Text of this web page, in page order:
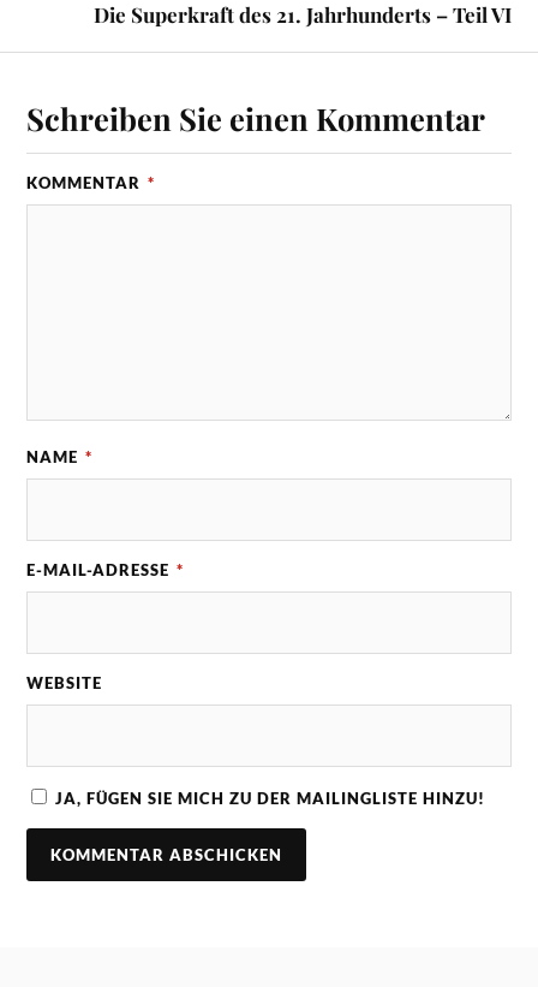
Die Superkraft des 21. Jahrhunderts – Teil VI
Schreiben Sie einen Kommentar
KOMMENTAR *
NAME *
E-MAIL-ADRESSE *
WEBSITE
JA, FÜGEN SIE MICH ZU DER MAILINGLISTE HINZU!